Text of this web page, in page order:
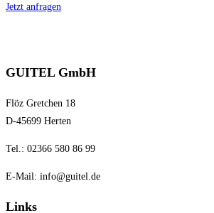
Jetzt anfragen
GUITEL GmbH
Flöz Gretchen 18
D-45699 Herten
Tel.: 02366 580 86 99
E-Mail: info@guitel.de
Links